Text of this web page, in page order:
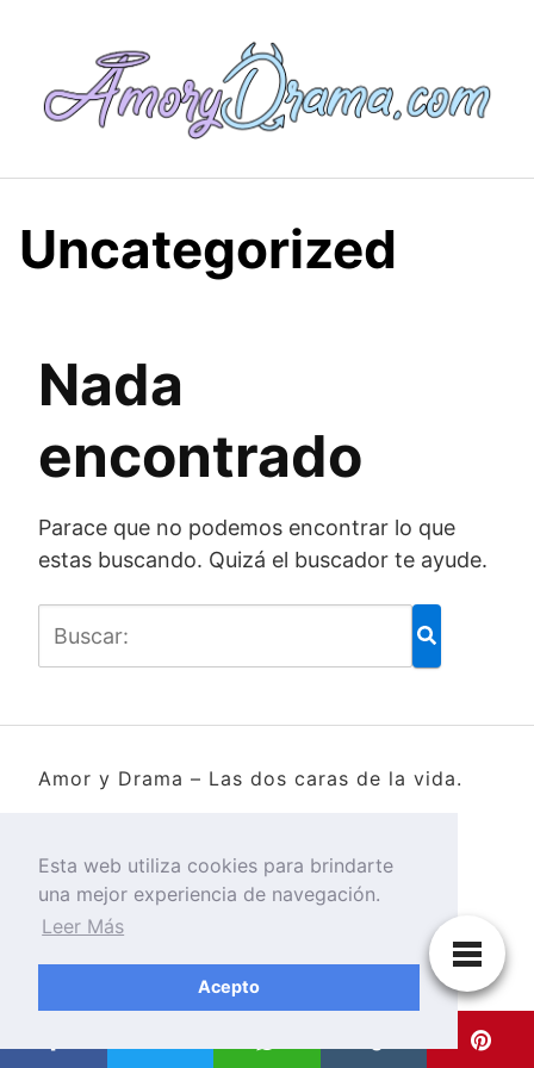
Uncategorized
Nada
encontrado
Parace que no podemos encontrar lo que
estas buscando. Quizá el buscador te ayude.
Amor y Drama – Las dos caras de la vida.
Esta web utiliza cookies para brindarte
una mejor experiencia de navegación.
Leer Más
Acepto